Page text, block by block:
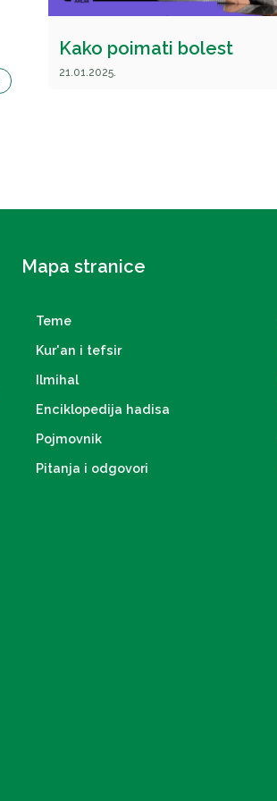
Kako poimati bolest
21.01.2025.
Mapa stranice
Teme
Kur'an i tefsir
Ilmihal
Enciklopedija hadisa
Pojmovnik
Pitanja i odgovori